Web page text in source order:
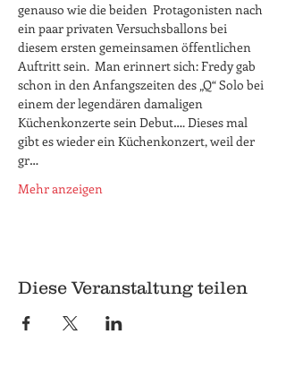
genauso wie die beiden  Protagonisten nach
ein paar privaten Versuchsballons bei
diesem ersten gemeinsamen öffentlichen
Auftritt sein.  Man erinnert sich: Fredy gab
schon in den Anfangszeiten des „Q“ Solo bei
einem der legendären damaligen
Küchenkonzerte sein Debut…. Dieses mal
gibt es wieder ein Küchenkonzert, weil der
gr…
Mehr anzeigen
Diese Veranstaltung teilen